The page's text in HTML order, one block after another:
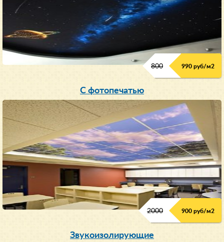
800 990 руб/м2
С фотопечатью
2000 900 руб/м2
Звукоизолирующие